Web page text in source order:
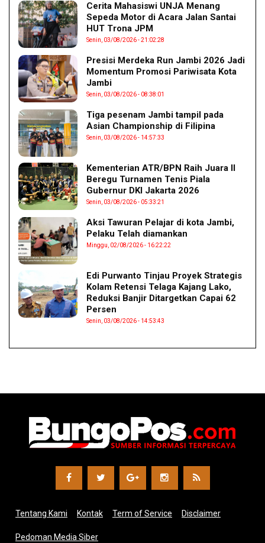
Cerita Mahasiswi UNJA Menang
Sepeda Motor di Acara Jalan Santai
HUT Trona JPM
Senin, 03/08/2026 - 21:02:28
Presisi Merdeka Run Jambi 2026 Jadi
Momentum Promosi Pariwisata Kota
Jambi
Senin, 03/08/2026 - 08:38:01
Tiga pesenam Jambi tampil pada
Asian Championship di Filipina
Senin, 03/08/2026 - 14:57:33
Kementerian ATR/BPN Raih Juara II
Beregu Turnamen Tenis Piala
Gubernur DKI Jakarta 2026
Senin, 03/08/2026 - 05:33:21
Aksi Tawuran Pelajar di kota Jambi,
Pelaku Telah diamankan
Minggu, 02/08/2026 - 16:22:22
Edi Purwanto Tinjau Proyek Strategis
Kolam Retensi Telaga Kajang Lako,
Reduksi Banjir Ditargetkan Capai 62
Persen
Senin, 03/08/2026 - 14:53:43
Tentang Kami Kontak Term of Service Disclaimer
Pedoman Media Siber